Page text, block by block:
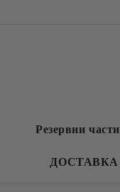
Резервни части
ДОСТАВКА